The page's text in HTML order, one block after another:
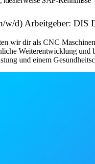
w/d) Arbeitgeber: DIS
wir dir als CNC
Weiterentwicklung
und einem